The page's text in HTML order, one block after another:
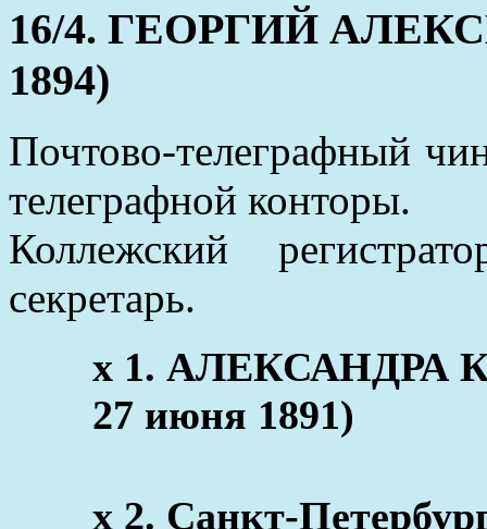
16/4. ГЕОРГИЙ
1894)
Почтово-телеграфный
телеграфной конторы.
Коллежский
секретарь.
x 1. АЛЕКСАНДРА
27 июня 1891)
x 2. Санкт-